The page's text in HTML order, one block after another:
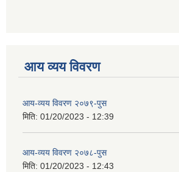
आय व्यय विवरण
आय-व्यय विवरण २०७९-पुस
मिति: 01/20/2023 - 12:39
आय-व्यय विवरण २०७८-पुस
मिति: 01/20/2023 - 12:43